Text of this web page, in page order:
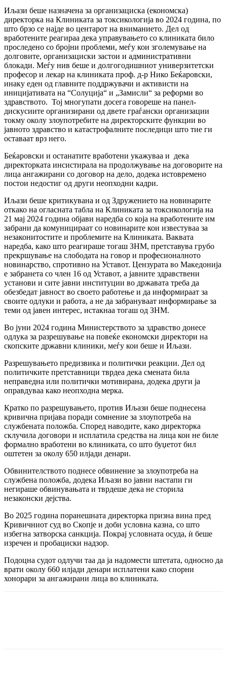
Иљази беше назначена за организациска (економска)
директорка на Клиниката за токсикологија во 2024 година, по
што брзо се најде во центарот на вниманието. Дел од
вработените реагираа дека управувањето со клиниката било
проследено со бројни проблеми, меѓу кои зголемување на
долговите, организациски застои и административни
блокади. Меѓу нив беше и долгогодишниот универзитетски
професор и лекар на клиниката проф. д-р Нико Беќаровски,
инаку еден од главните поддржувачи и активисти на
иницијативата на “Солуција“ и „Замисли“ за реформи во
здравството. Тој многупати досега говореше на панел-
дискусиите организирани од двете граѓански организации
токму околу злоупотребите на директорските функции во
јавното здравство и катастрофалните последици што тие ги
оставаат врз него.
Беќаровски и останатите вработени укажуваа и дека
директорката инсистирала на продолжување на договорите на
лица ангажирани со договор на дело, додека истовремено
постои недостиг од други неопходни кадри.
Иљази беше критикувана и од Здружението на новинарите
откако на огласната табла на Клиниката за токсикологија на
21 мај 2024 година објави наредба со која на вработените им
забрани да комуницираат со новинарите кои известуваа за
незаконитостите и проблемите на Клиниката. Ваквата
наредба, како што реагираше тогаш ЗНМ, претставува грубо
прекршување на слободата на говор и професионалното
новинарство, спротивно на Уставот. Цензурата во Македонија
е забранета со член 16 од Уставот, а јавните здравствени
установи и сите јавни институции во државата треба да
обезбедат јавност во своето работење и да информираат за
своите одлуки и работа, а не да забрануваат информирање за
теми од јавен интерес, истакнаа тогаш од ЗНМ.
Во јуни 2024 година Министерството за здравство донесе
одлука за разрешување на повеќе економски директори на
скопските државни клиники, меѓу кои беше и Иљази.
Разрешувањето предизвика и политички реакции. Дел од
политичките претставници тврдеа дека смената била
неправедна или политички мотивирана, додека други ја
оправдуваа како неопходна мерка.
Кратко по разрешувањето, против Иљази беше поднесена
кривична пријава поради сомнение за злоупотреба на
службената положба. Според наводите, како директорка
склучила договори и исплатила средства на лица кои не биле
формално вработени во клиниката, со што буџетот бил
оштетен за околу 650 илјади денари.
Обвинителството поднесе обвинение за злоупотреба на
службена положба, додека Иљази во јавни настапи ги
негираше обвинувањата и тврдеше дека не сторила
незаконски дејства.
Во 2025 година поранешната директорка призна вина пред
Кривичниот суд во Скопје и доби условна казна, со што
избегна затворска санкција. Покрај условната осуда, ѝ беше
изречен и пробациски надзор.
Подоцна судот одлучи таа да ја надомести штетата, односно да
врати околу 660 илјади денари исплатени како спорни
хонорари за ангажирани лица во клиниката.